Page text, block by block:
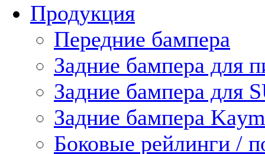
Продукция
Передние бампера
Задние бампера для
Задние бампера для
Задние бампера
Боковые рейлинги /